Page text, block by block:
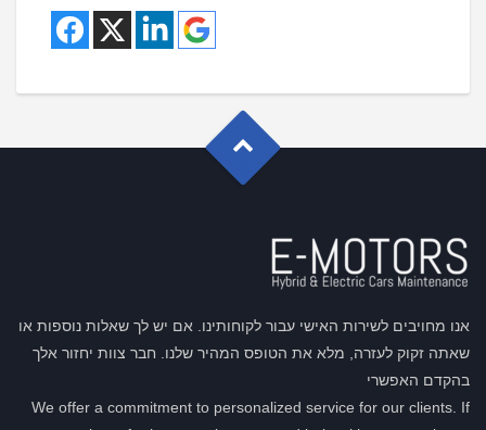
אנו מחויבים לשירות האישי עבור לקוחותינו. אם יש לך שאלות נוספות או
שאתה זקוק לעזרה, מלא את הטופס המהיר שלנו. חבר צוות יחזור אלך
בהקדם האפשרי
We offer a commitment to personalized service for our clients. If
G
o
t
o
T
o
p